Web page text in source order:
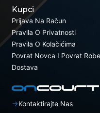
Kupci
Prijava Na Račun
Pravila O Privatnosti
Pravila O Kolačićima
Povrat Novca I Povrat Robe
Dostava
Kontaktirajte Nas